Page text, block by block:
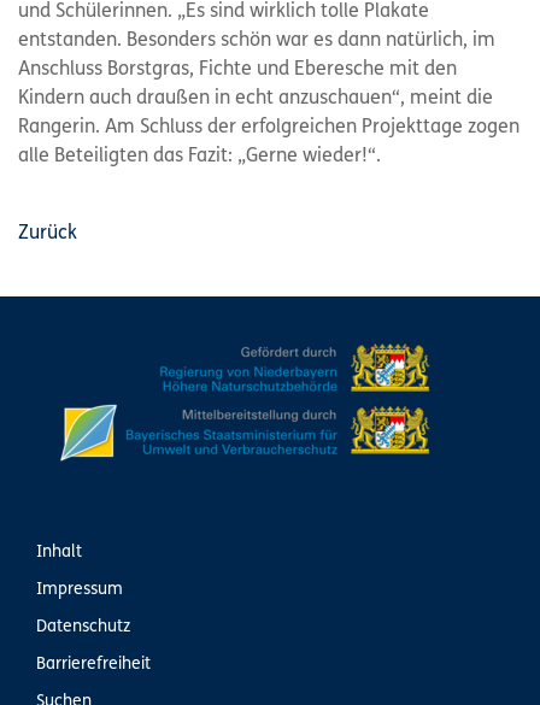
und Schülerinnen. „Es sind wirklich tolle Plakate
entstanden. Besonders schön war es dann natürlich, im
Anschluss Borstgras, Fichte und Eberesche mit den
Kindern auch draußen in echt anzuschauen“, meint die
Rangerin. Am Schluss der erfolgreichen Projekttage zogen
alle Beteiligten das Fazit: „Gerne wieder!“.
Zurück
Inhalt
Impressum
Datenschutz
Barrierefreiheit
Suchen